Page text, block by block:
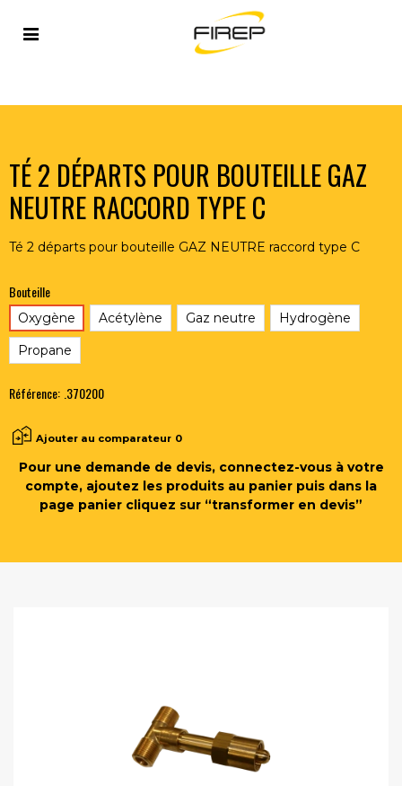
Accueil ACCESSOIRES FLAMME
DÉPARTS POUR BOUTEILLE GAZ NEUTRE RACCORD TYPE C
TÉ 2 DÉPARTS POUR BOUTEILLE GAZ
NEUTRE RACCORD TYPE C
Té 2 départs pour bouteille GAZ NEUTRE raccord type C
Bouteille
Oxygène Acétylène Gaz neutre
Hydrogène
Propane
Référence: .370200
Ajouter au comparateur 0
Pour une demande de devis, connectez-vous à votre
compte, ajoutez les produits au panier puis dans la
page panier cliquez sur “transformer en devis”